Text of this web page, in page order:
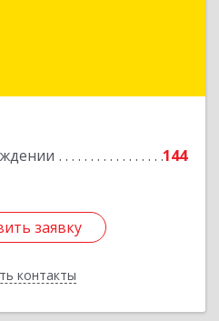
144
заявку
контакты
заявку